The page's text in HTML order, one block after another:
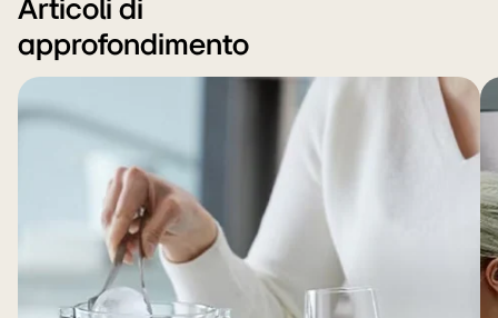
Articoli di
approfondimento